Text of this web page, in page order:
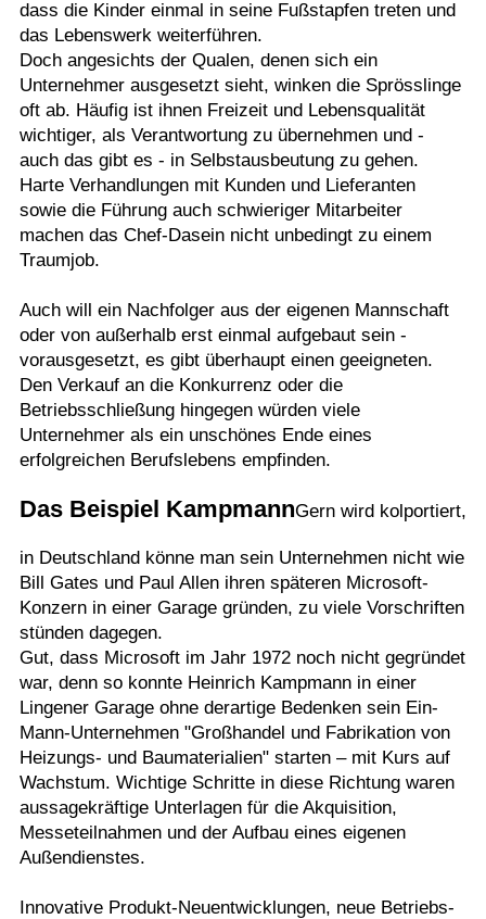
dass die Kinder einmal in seine Fußstapfen treten und
das Lebenswerk weiterführen.
Doch angesichts der Qualen, denen sich ein
Unternehmer ausgesetzt sieht, winken die Sprösslinge
oft ab. Häufig ist ihnen Freizeit und Lebensqualität
wichtiger, als Verantwortung zu übernehmen und -
auch das gibt es - in Selbstausbeutung zu gehen.
Harte Verhandlungen mit Kunden und Lieferanten
sowie die Führung auch schwieriger Mitarbeiter
machen das Chef-Dasein nicht unbedingt zu einem
Traumjob.
Auch will ein Nachfolger aus der eigenen Mannschaft
oder von außerhalb erst einmal aufgebaut sein -
vorausgesetzt, es gibt überhaupt einen geeigneten.
Den Verkauf an die Konkurrenz oder die
Betriebsschließung hingegen würden viele
Unternehmer als ein unschönes Ende eines
erfolgreichen Berufslebens empfinden.
Das Beispiel KampmannGern wird kolportiert,
in Deutschland könne man sein Unternehmen nicht wie
Bill Gates und Paul Allen ihren späteren Microsoft-
Konzern in einer Garage gründen, zu viele Vorschriften
stünden dagegen.
Gut, dass Microsoft im Jahr 1972 noch nicht gegründet
war, denn so konnte Heinrich Kampmann in einer
Lingener Garage ohne derartige Bedenken sein Ein-
Mann-Unternehmen "Großhandel und Fabrikation von
Heizungs- und Baumaterialien" starten – mit Kurs auf
Wachstum. Wichtige Schritte in diese Richtung waren
aussagekräftige Unterlagen für die Akquisition,
Messeteilnahmen und der Aufbau eines eigenen
Außendienstes.
Innovative Produkt-Neuentwicklungen, neue Betriebs-